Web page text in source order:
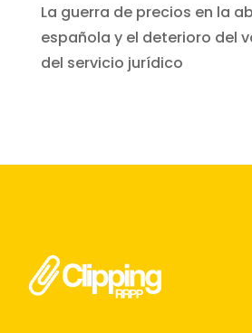
La guerra de precios en la
española y el deterioro del
del servicio jurídico